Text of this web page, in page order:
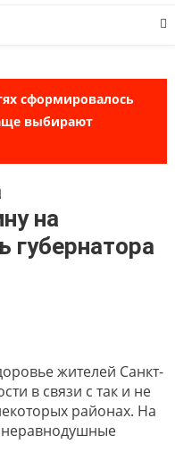
сформировалось
выбирают
на
губернатора
жителей Санкт-
в связи с так и не
районах. На